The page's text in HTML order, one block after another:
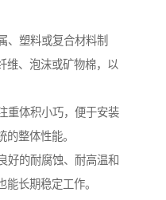
、塑料或复合材料制
维、泡沫或矿物棉，以
重体积小巧，便于安装
整体性能。
好的耐腐蚀、耐高温和
长期稳定工作。